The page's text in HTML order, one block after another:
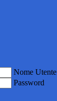
Nome Utente
Password